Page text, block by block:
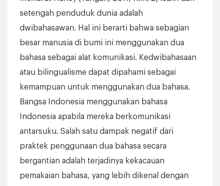
setengah penduduk dunia adalah
dwibahasawan. Hal ini berarti bahwa sebagian
besar manusia di bumi ini menggunakan dua
bahasa sebagai alat komunikasi. Kedwibahasaan
atau bilingualisme dapat dipahami sebagai
kemampuan untuk menggunakan dua bahasa.
Bangsa Indonesia menggunakan bahasa
Indonesia apabila mereka berkomunikasi
antarsuku. Salah satu dampak negatif dari
praktek penggunaan dua bahasa secara
bergantian adalah terjadinya kekacauan
pemakaian bahasa, yang lebih dikenal dengan